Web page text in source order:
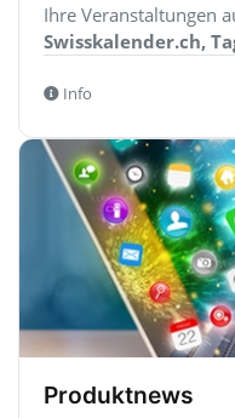
Ihre Veranstaltungen
Swisskalender.ch,
Info
Produktnews